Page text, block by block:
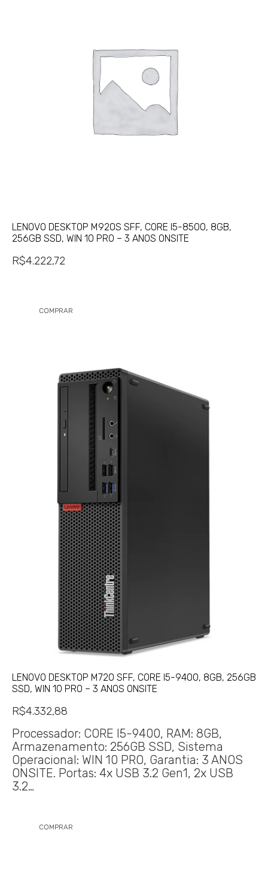
LENOVO DESKTOP M920S SFF, CORE I5-8500, 8GB,
256GB SSD, WIN 10 PRO – 3 ANOS ONSITE
R$4.222,72
COMPRAR
LENOVO DESKTOP M720 SFF, CORE I5-9400, 8GB, 256GB
SSD, WIN 10 PRO – 3 ANOS ONSITE
R$4.332,88
Processador: CORE I5-9400, RAM: 8GB,
Armazenamento: 256GB SSD, Sistema
Operacional: WIN 10 PRO, Garantia: 3 ANOS
ONSITE. Portas: 4x USB 3.2 Gen1, 2x USB
3.2…
COMPRAR